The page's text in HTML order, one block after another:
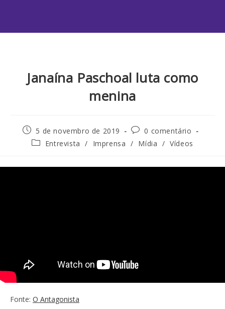
Janaína Paschoal luta como
menina
5 de novembro de 2019
0 comentário
Entrevista
/ Imprensa / Mídia / Vídeos
Fonte: O Antagonista